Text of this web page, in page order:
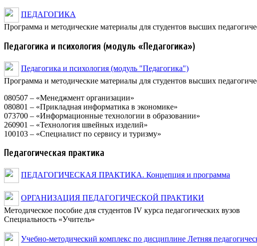
ПЕДАГОГИКА
Программа и методические материалы для студентов высших
Педагогика и психология (модуль «Педагогика»)
Педагогика и психология (модуль "Педагогика")
Программа и методические материалы для студентов высших
080507 – «Менеджмент организации»
080801 – «Прикладная информатика в экономике»
073700 – «Информационные технологии в образовании»
260901 – «Технология швейных изделий»
100103 – «Специалист по сервису и туризму»
Педагогическая практика
ПЕДАГОГИЧЕСКАЯ ПРАКТИКА. Концепция и программа
ОРГАНИЗАЦИЯ ПЕДАГОГИЧЕСКОЙ ПРАКТИКИ
Методическое пособие для студентов IV курса педагогических вузов
Специальность «Учитель»
Учебно-методический комплекс по дисциплине Летняя